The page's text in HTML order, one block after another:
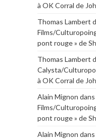
à OK Corral de
Thomas Lambert
Films/
pont rouge » de
Thomas Lambert
Calysta/
à OK Corral de
Alain Mignon dans
Films/
pont rouge » de
Alain Mignon dans